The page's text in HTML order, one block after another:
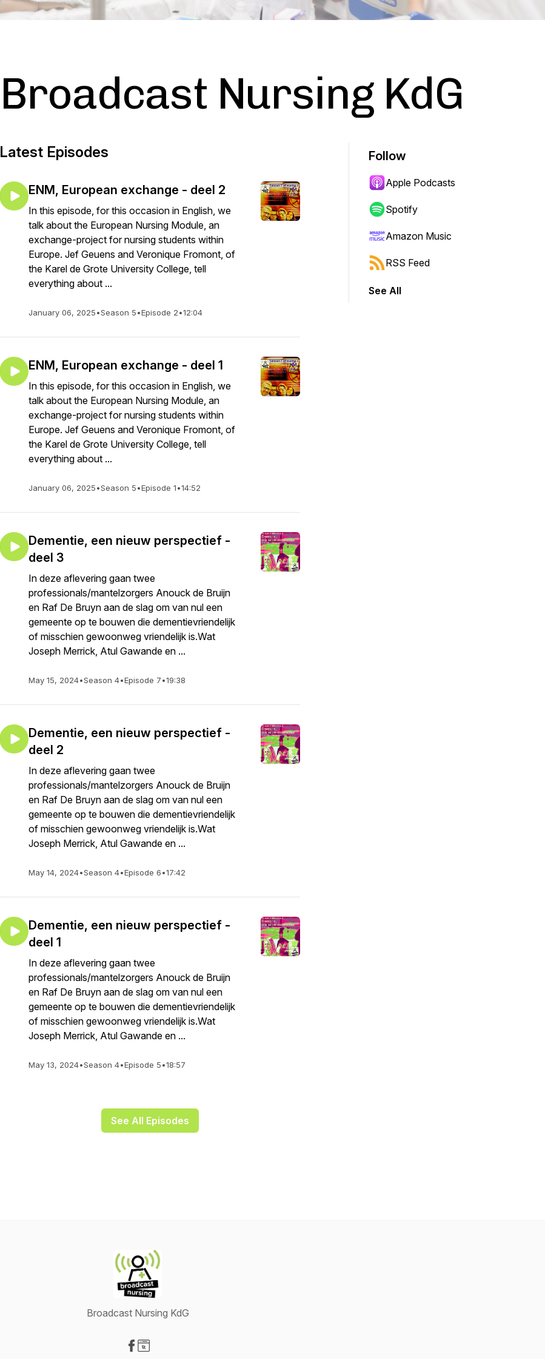
Broadcast Nursing KdG
Latest Episodes
ENM, European exchange - deel 2
In this episode, for this occasion in English, we
talk about the European Nursing Module, an
exchange-project for nursing students within
Europe. Jef Geuens and Veronique Fromont, of
the Karel de Grote University College, tell
everything about ...
January 06, 2025•Season 5•Episode 2•12:04
ENM, European exchange - deel 1
In this episode, for this occasion in English, we
talk about the European Nursing Module, an
exchange-project for nursing students within
Europe. Jef Geuens and Veronique Fromont, of
the Karel de Grote University College, tell
everything about ...
January 06, 2025•Season 5•Episode 1•14:52
Dementie, een nieuw perspectief -
deel 3
In deze aflevering gaan twee
professionals/mantelzorgers Anouck de Bruijn
en Raf De Bruyn aan de slag om van nul een
gemeente op te bouwen die dementievriendelijk
of misschien gewoonweg vriendelijk is.Wat
Joseph Merrick, Atul Gawande en ...
May 15, 2024•Season 4•Episode 7•19:38
Dementie, een nieuw perspectief -
deel 2
In deze aflevering gaan twee
professionals/mantelzorgers Anouck de Bruijn
en Raf De Bruyn aan de slag om van nul een
gemeente op te bouwen die dementievriendelijk
of misschien gewoonweg vriendelijk is.Wat
Joseph Merrick, Atul Gawande en ...
May 14, 2024•Season 4•Episode 6•17:42
Dementie, een nieuw perspectief -
deel 1
In deze aflevering gaan twee
professionals/mantelzorgers Anouck de Bruijn
en Raf De Bruyn aan de slag om van nul een
gemeente op te bouwen die dementievriendelijk
of misschien gewoonweg vriendelijk is.Wat
Joseph Merrick, Atul Gawande en ...
May 13, 2024•Season 4•Episode 5•18:57
See All Episodes
Follow
Apple Podcasts
Spotify
Amazon Music
RSS Feed
See All
Broadcast Nursing KdG